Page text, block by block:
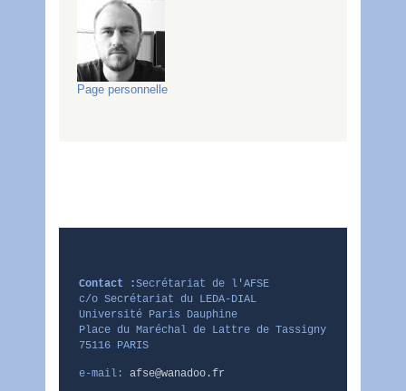
Page personnelle
Contact :Secrétariat de l'AFSE
c/o Secrétariat du LEDA-DIAL
Université Paris Dauphine
Place du Maréchal de Lattre de Tassigny
75116 PARIS
e-mail: afse@wanadoo.fr